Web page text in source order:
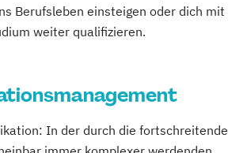
Berufsleben einsteigen oder dich mit
weiter qualifizieren.
In der durch die fortschreitende